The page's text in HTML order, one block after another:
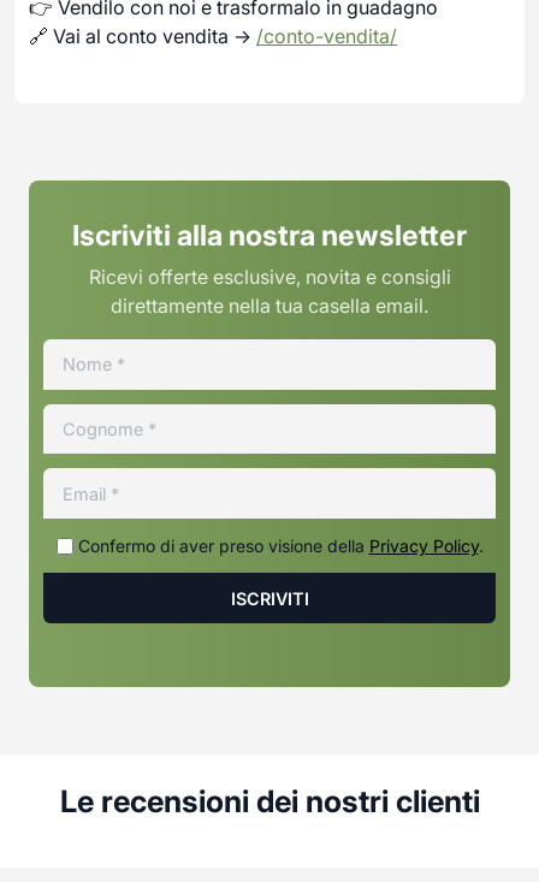
👉 Vendilo con noi e trasformalo in guadagno
🔗 Vai al conto vendita → /conto-vendita/
Iscriviti alla nostra newsletter
Ricevi offerte esclusive, novita e consigli
direttamente nella tua casella email.
Confermo di aver preso visione della Privacy Policy.
Le recensioni dei nostri clienti